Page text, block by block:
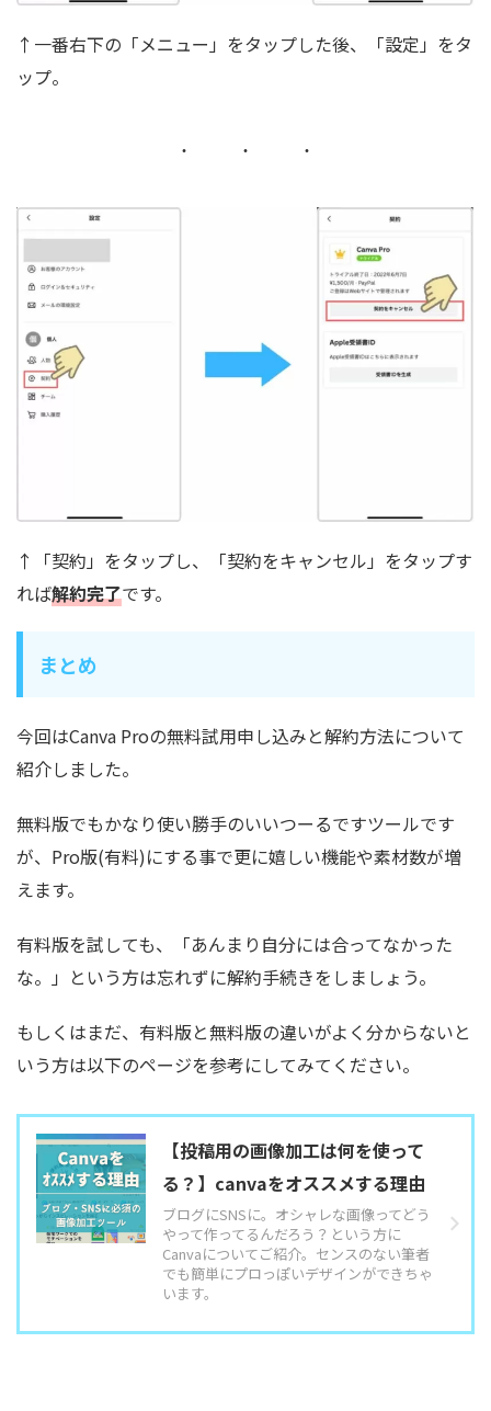
↑一番右下の「メニュー」をタップした後、「設定」をタ
ップ。
↑「契約」をタップし、「契約をキャンセル」をタップす
れば解約完了です。
まとめ
今回はCanva Proの無料試用申し込みと解約方法について
紹介しました。
無料版でもかなり使い勝手のいいつーるですツールです
が、Pro版(有料)にする事で更に嬉しい機能や素材数が増
えます。
有料版を試しても、「あんまり自分には合ってなかった
な。」という方は忘れずに解約手続きをしましょう。
もしくはまだ、有料版と無料版の違いがよく分からないと
いう方は以下のページを参考にしてみてください。
【投稿用の画像加工は何を使って
る？】canvaをオススメする理由
ブログにSNSに。オシャレな画像ってどう
やって作ってるんだろう？という方に
Canvaについてご紹介。センスのない筆者
でも簡単にプロっぽいデザインができちゃ
います。